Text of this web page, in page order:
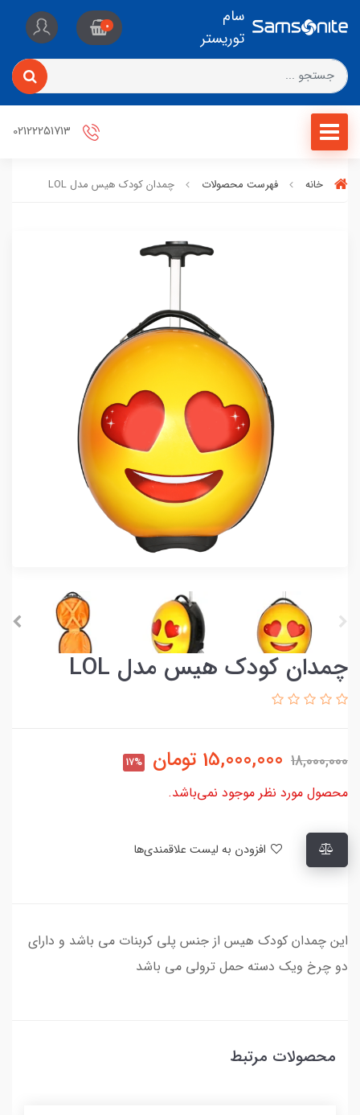
سام
توریستر
0
خانه فهرست محصولات چمدان کودک هیس مدل LOL
چمدان کودک هیس مدل LOL
18,000,000
15,000,000 تومان 17%
محصول مورد نظر موجود نمی‌باشد.
این چمدان کودک هیس از جنس پلی کربنات می باشد و دارای
دو چرخ ویک دسته حمل ترولی می باشد
محصولات مرتبط